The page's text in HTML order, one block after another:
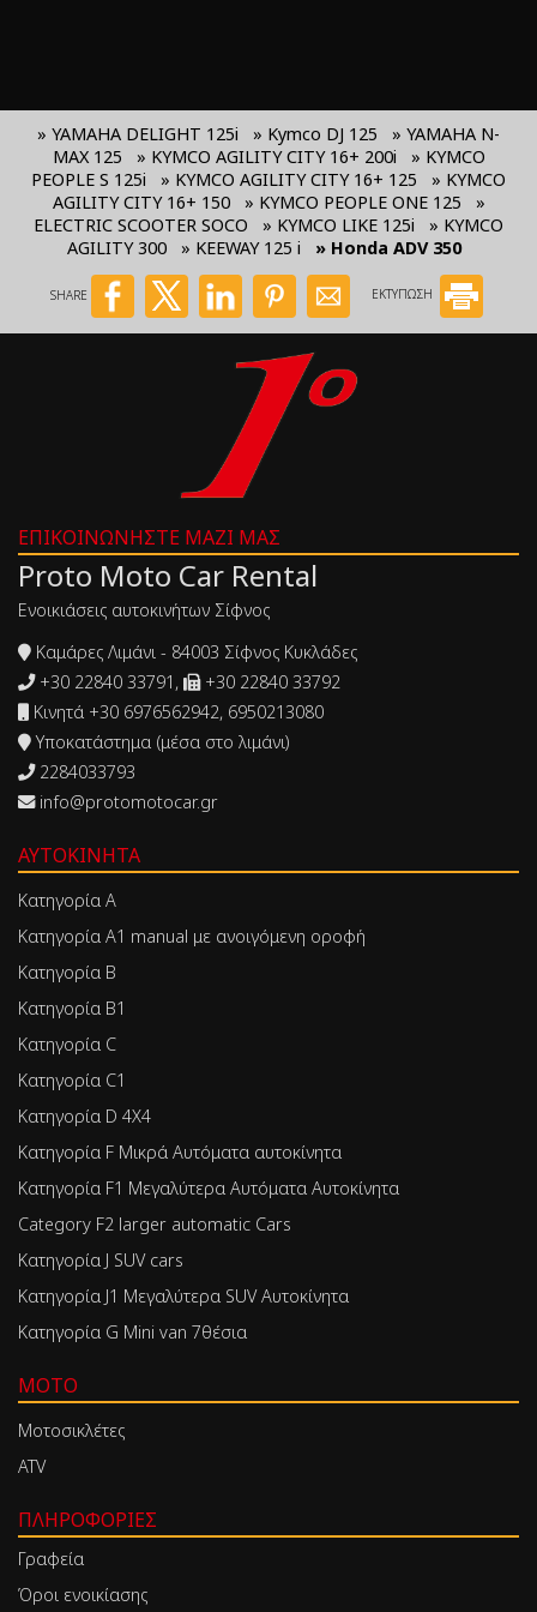
» YAMAHA DELIGHT 125i » Kymco DJ 125
» YAMAHA N-
MAX 125
» KYMCO AGILITY CITY 16+ 200i
» KYMCO
PEOPLE S 125i
» KYMCO AGILITY CITY 16+ 125
» KYMCO
AGILITY CITY 16+ 150
» KYMCO PEOPLE ONE 125
»
ELECTRIC SCOOTER SOCO
» KYMCO LIKE 125i
» KYMCO
AGILITY 300
» KEEWAY 125 i » Honda ADV 350
SHARE ΕΚΤΥΠΩΣΗ
ΕΠΙΚΟΙΝΩΝΉΣΤΕ ΜΑΖΊ ΜΑΣ
Proto Moto Car Rental
Ενοικιάσεις αυτοκινήτων Σίφνος
Καμάρες Λιμάνι - 84003 Σίφνος Κυκλάδες
+30 22840 33791,
+30 22840 33792
Κινητά +30 6976562942, 6950213080
Υποκατάστημα (μέσα στο λιμάνι)
2284033793
info@protomotocar.gr
ΑΥΤΟΚΊΝΗΤΑ
Κατηγορία Α
Κατηγορία Α1 manual με ανοιγόμενη οροφή
Κατηγορία Β
Κατηγορία Β1
Κατηγορία C
Κατηγορία C1
Κατηγορία D 4X4
Κατηγορία F Μικρά Αυτόματα αυτοκίνητα
Κατηγορία F1 Μεγαλύτερα Αυτόματα Αυτοκίνητα
Category F2 larger automatic Cars
Κατηγορία J SUV cars
Κατηγορία J1 Μεγαλύτερα SUV Αυτοκίνητα
Κατηγορία G Mini van 7θέσια
MOTO
Μοτοσικλέτες
ATV
ΠΛΗΡΟΦΟΡΊΕΣ
Γραφεία
Όροι ενοικίασης